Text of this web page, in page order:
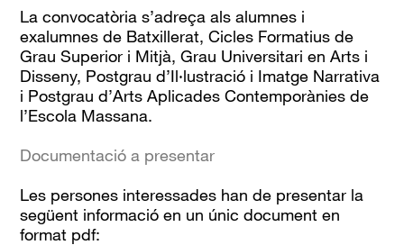
La convocatòria s’adreça als alumnes i
exalumnes de Batxillerat, Cicles Formatius de
Grau Superior i Mitjà, Grau Universitari en Arts i
Disseny, Postgrau d’Il·lustració i Imatge Narrativa
i Postgrau d’Arts Aplicades Contemporànies de
l’Escola Massana.
Documentació a presentar
Les persones interessades han de presentar la
següent informació en un únic document en
format pdf: